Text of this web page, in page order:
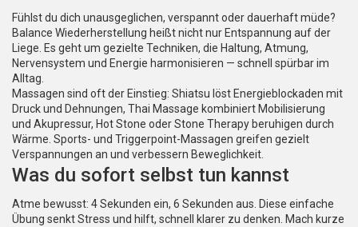
Fühlst du dich unausgeglichen, verspannt oder dauerhaft müde?
Balance Wiederherstellung heißt nicht nur Entspannung auf der
Liege. Es geht um gezielte Techniken, die Haltung, Atmung,
Nervensystem und Energie harmonisieren — schnell spürbar im
Alltag.
Massagen sind oft der Einstieg: Shiatsu löst Energieblockaden mit
Druck und Dehnungen, Thai Massage kombiniert Mobilisierung
und Akupressur, Hot Stone oder Stone Therapy beruhigen durch
Wärme. Sports- und Triggerpoint-Massagen greifen gezielt
Verspannungen an und verbessern Beweglichkeit.
Was du sofort selbst tun kannst
Atme bewusst: 4 Sekunden ein, 6 Sekunden aus. Diese einfache
Übung senkt Stress und hilft, schnell klarer zu denken. Mach kurze